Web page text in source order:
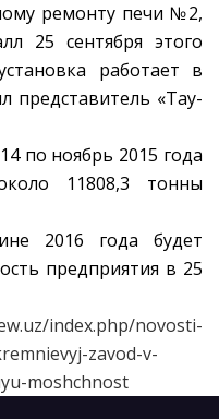
ремонту печи №2,
25 сентября этого
работает в
представитель «Тау-
по ноябрь 2015 года
11808,3 тонны
2016 года будет
предприятия в 25
index.php/novosti-
zavod-v-
moshchnost